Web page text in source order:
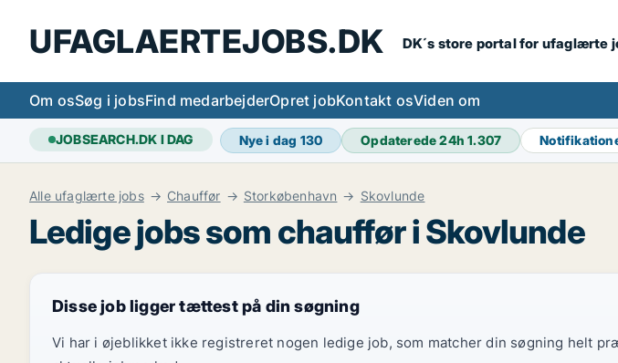
UFAGLAERTEJOBS.DK DK´s store portal for ufaglærte
Om osSøg i jobsFind medarbejderOpret jobKontakt osViden om
JOBSEARCH.DK I DAG Nye i dag 130 Opdaterede 24h1.307
Alle ufaglærte jobs Chauffør Storkøbenhavn Skovlunde
Ledige jobs som chauffør i Skovlunde
Disse job ligger tættest på din søgning
Vi har i øjeblikket ikke registreret nogen ledige job, som matcher din søgning helt